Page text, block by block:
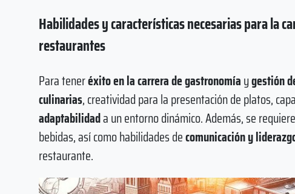
Habilidades y características necesarias para la
restaurantes
Para teneréxito en la carrera de gastronomíaygestión
culinarias, creatividad para la presentación de platos,
adaptabilidada un entorno dinámico. Además, se
bebidas, así como habilidades decomunicación y
restaurante.